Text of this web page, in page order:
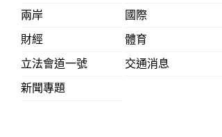
兩岸
國際
財經
體育
立法會道一號
交通消息
新聞專題